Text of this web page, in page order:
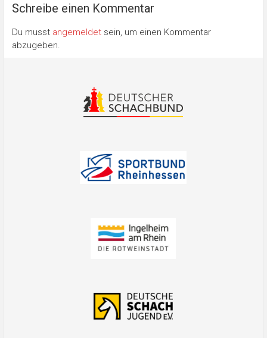
Schreibe einen Kommentar
Du musst angemeldetsein, um einen Kommentar
abzugeben.